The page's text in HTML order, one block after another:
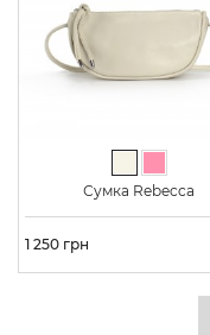
Сумка Rebecca
Ціна
1 250 грн